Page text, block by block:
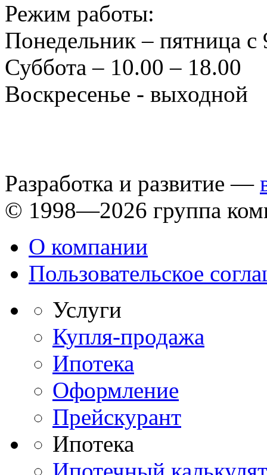
Режим работы:
Понедельник – пятница с
Суббота – 10.00 – 18.00
Воскресенье - выходной
Разработка и развитие —
© 1998—2026 группа
О компании
Пользовательское
Услуги
Купля-продажа
Ипотека
Оформление
Прейскурант
Ипотека